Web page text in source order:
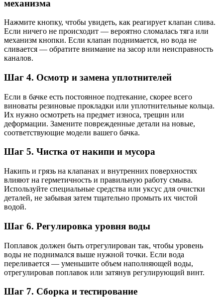
механизма
Нажмите кнопку, чтобы увидеть, как реагирует клапан слива.
Если ничего не происходит — вероятно сломалась тяга или
механизм кнопки. Если клапан поднимается, но вода не
сливается — обратите внимание на засор или неисправность
каналов.
Шаг 4. Осмотр и замена уплотнителей
Если в бачке есть постоянное подтекание, скорее всего
виноваты резиновые прокладки или уплотнительные кольца.
Их нужно осмотреть на предмет износа, трещин или
деформации. Замените поврежденные детали на новые,
соответствующие модели вашего бачка.
Шаг 5. Чистка от накипи и мусора
Накипь и грязь на клапанах и внутренних поверхностях
влияют на герметичность и правильную работу смыва.
Используйте специальные средства или уксус для очистки
деталей, не забывая затем тщательно промыть их чистой
водой.
Шаг 6. Регулировка уровня воды
Поплавок должен быть отрегулирован так, чтобы уровень
воды не поднимался выше нужной точки. Если вода
переливается — уменьшите объем наполняющей воды,
отрегулировав поплавок или затянув регулирующий винт.
Шаг 7. Сборка и тестирование